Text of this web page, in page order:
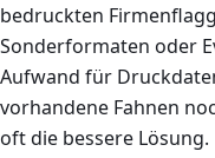
bedruckten
Sonderformaten oder
Aufwand für
vorhandene Fahnen
oft die bessere Lösung.